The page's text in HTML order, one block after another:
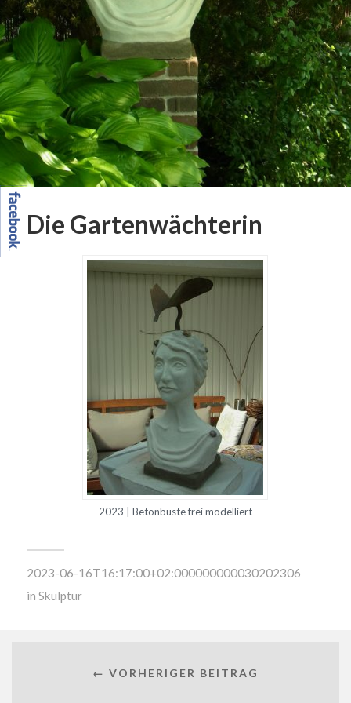
Die Gartenwächterin
2023 | Betonbüste frei modelliert
2023-06-16T16:17:00+02:000000000030202306
in Skulptur
← VORHERIGER BEITRAG